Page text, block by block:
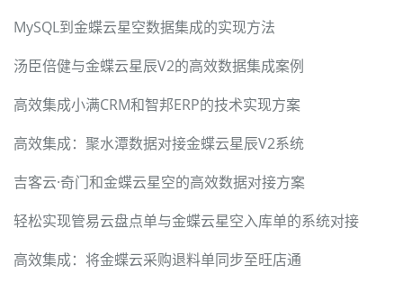
MySQL到金蝶云星空数据集成的实现方法
汤臣倍健与金蝶云星辰V2的高效数据集成案例
高效集成小满CRM和智邦ERP的技术实现方案
高效集成：聚水潭数据对接金蝶云星辰V2系统
吉客云·奇门和金蝶云星空的高效数据对接方案
轻松实现管易云盘点单与金蝶云星空入库单的系统对接
高效集成：将金蝶云采购退料单同步至旺店通